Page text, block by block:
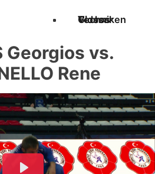
Techniken
Videos
Glossar
Georgios vs.
Rene